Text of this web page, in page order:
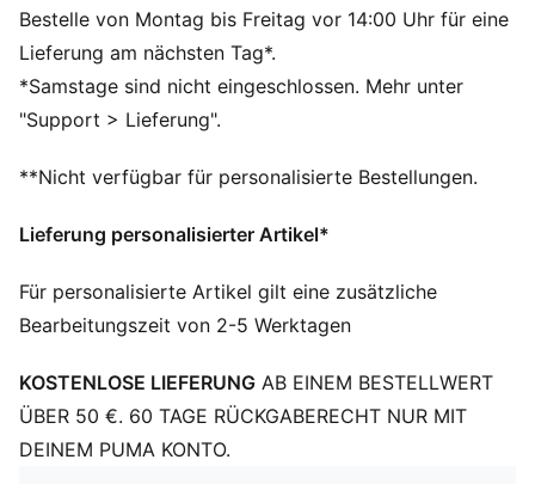
Passform: Regulär
Hauptmaterial: French Terry
Verschluss: Gerippter Bund mit Kordelzug
Länge: Regulär
Bundhöhe: Mittel
Grafikdetail
Bestelle von Montag bis Freitag vor 14:00 Uhr für eine
Lieferung am nächsten Tag*.
*Samstage sind nicht eingeschlossen. Mehr unter
"Support > Lieferung".
**Nicht verfügbar für personalisierte Bestellungen.
Lieferung personalisierter Artikel*
Für personalisierte Artikel gilt eine zusätzliche
Bearbeitungszeit von 2-5 Werktagen
KOSTENLOSE LIEFERUNG AB EINEM BESTELLWERT
ÜBER 50 €. 60 TAGE RÜCKGABERECHT NUR MIT
DEINEM PUMA KONTO.